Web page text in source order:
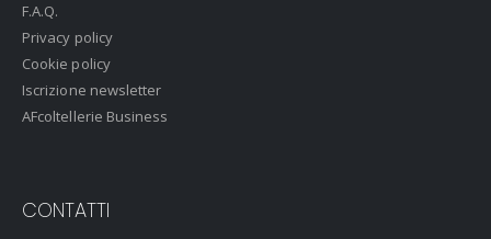
F.A.Q.
Privacy policy
Cookie policy
Iscrizione newsletter
AFcoltellerie Business
CONTATTI